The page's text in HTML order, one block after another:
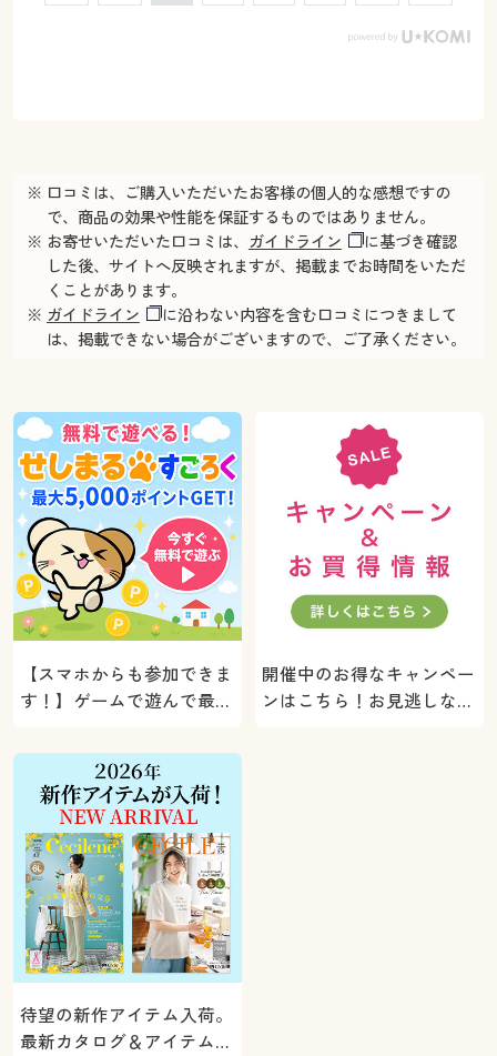
※ 口コミは、ご購入いただいたお客様の個人的な感想ですの
で、商品の効果や性能を保証するものではありません。
※ お寄せいただいた口コミは、 ガイドライン
に基づき確認
した後、サイトへ反映されますが、掲載までお時間をいただ
くことがあります。
※ ガイドライン
に沿わない内容を含む口コミにつきまして
は、掲載できない場合がございますので、ご了承ください。
【スマホからも参加できま
す！】ゲームで遊んで最大
ト！
開催中のお得なキャンペー
ンはこちら！お見逃しな
待望の新作アイテム入荷。
最新カタログ＆アイテムを